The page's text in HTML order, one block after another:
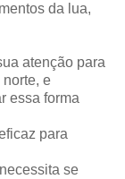
da lua,
atenção para
e
essa forma
para
se